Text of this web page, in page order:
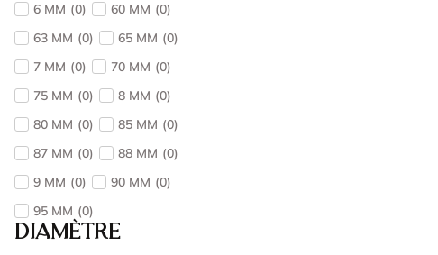
6 MM (0) 60 MM (0)
63 MM (0) 65 MM (0)
7 MM (0) 70 MM (0)
75 MM (0) 8 MM (0)
80 MM (0) 85 MM (0)
87 MM (0) 88 MM (0)
9 MM (0) 90 MM (0)
95 MM (0)
Diamètre